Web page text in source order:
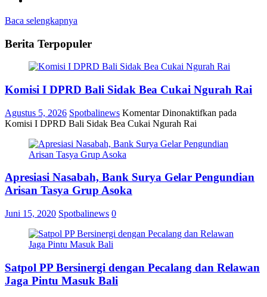
Baca selengkapnya
Berita Terpopuler
Komisi I DPRD Bali Sidak Bea Cukai Ngurah Rai
Agustus 5, 2026 Spotbalinews Komentar Dinonaktifkan pada
Komisi I DPRD Bali Sidak Bea Cukai Ngurah Rai
Apresiasi Nasabah, Bank Surya Gelar Pengundian
Arisan Tasya Grup Asoka
Juni 15, 2020 Spotbalinews 0
Satpol PP Bersinergi dengan Pecalang dan Relawan
Jaga Pintu Masuk Bali